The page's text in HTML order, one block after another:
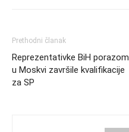
Prethodni članak
Reprezentativke BiH porazom
u Moskvi završile kvalifikacije
za SP